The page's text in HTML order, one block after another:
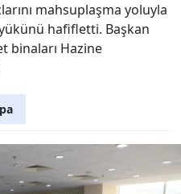
mahsuplaşma yoluyla
hafifletti. Başkan
binaları Hazine